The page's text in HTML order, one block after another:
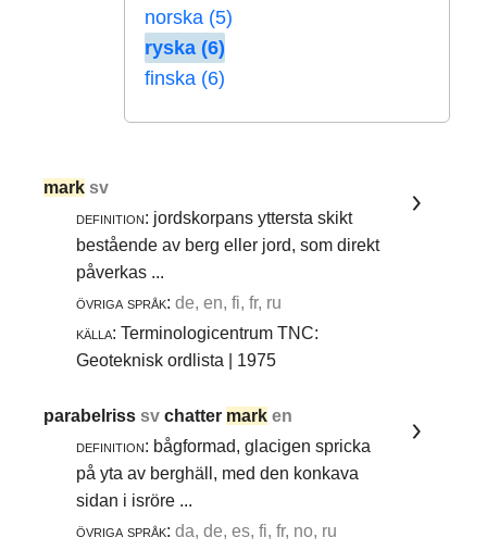
norska (5)
ryska (6)
finska (6)
mark sv
definition: jordskorpans yttersta skikt
bestående av berg eller jord, som direkt
påverkas ...
övriga språk: de, en, fi, fr, ru
källa: Terminologicentrum TNC:
Geoteknisk ordlista | 1975
parabelrisssvchatter mark en
definition: bågformad, glacigen spricka
på yta av berghäll, med den konkava
sidan i isröre ...
övriga språk: da, de, es, fi, fr, no, ru